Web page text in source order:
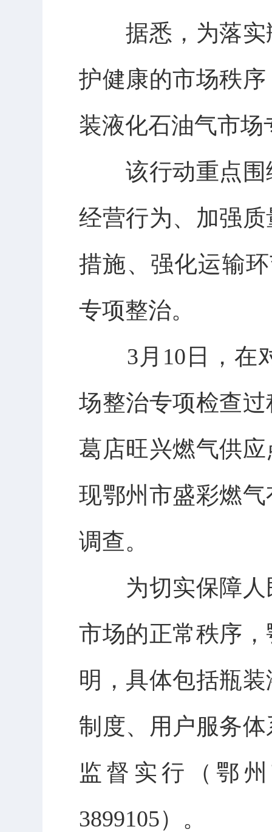
据悉，为落
护健康的市场秩
装液化石油气市
该行动重点
经营行为、加强
措施、强化运输
专项整治。
3 月 10 日，在
场整治专项检查
葛店旺兴燃气供
现鄂州市盛彩燃
调查。
为切实保障
市场的正常秩序
明，具体包括瓶
制度、用户服务
监督实行（鄂
3899105）。